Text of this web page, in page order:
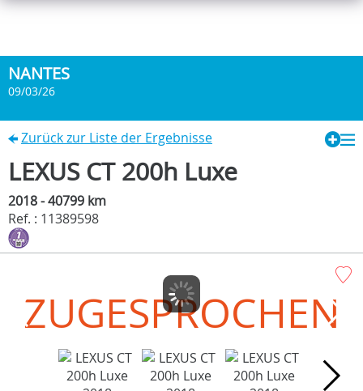
NANTES
09/03/26
Zurück zur Liste der Ergebnisse
LEXUS CT 200h Luxe
2018 - 40799 km
Ref. : 11389598
ZUGESPROCHEN